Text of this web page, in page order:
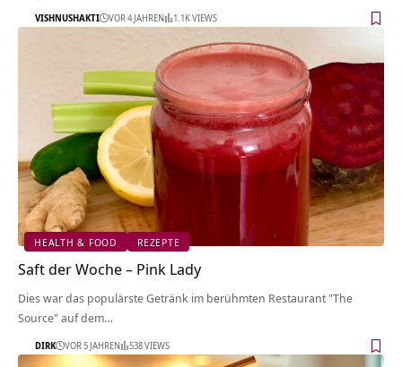
VISHNUSHAKTI VOR 4 JAHREN 1.1K VIEWS
HEALTH & FOOD REZEPTE
Saft der Woche – Pink Lady
Dies war das populärste Getränk im berühmten Restaurant "The
Source" auf dem…
DIRK VOR 5 JAHREN 538 VIEWS